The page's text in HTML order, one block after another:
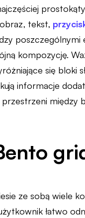
tekst,
kompozycję.
się
informacje
między
ze sobą wiele
łatwo